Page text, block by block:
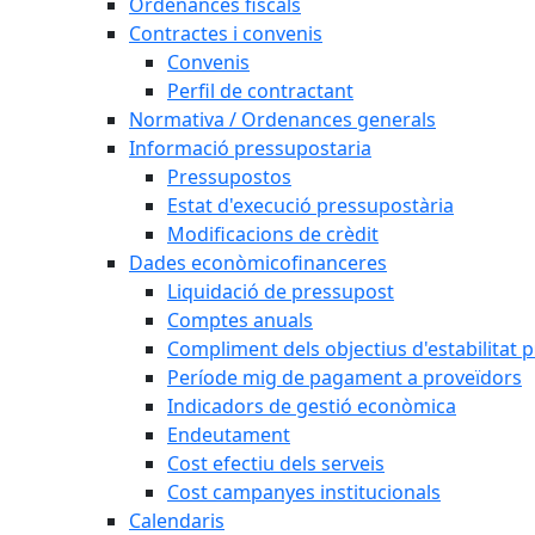
Contractes i convenis
Convenis
Perfil de contractant
Normativa / Ordenances generals
Informació pressupostaria
Pressupostos
Estat d'execució pressupostària
Modificacions de crèdit
Dades econòmicofinanceres
Liquidació de pressupost
Comptes anuals
Compliment dels objectius d'estabilitat
Període mig de pagament a proveïdors
Indicadors de gestió econòmica
Endeutament
Cost efectiu dels serveis
Cost campanyes institucionals
Calendaris